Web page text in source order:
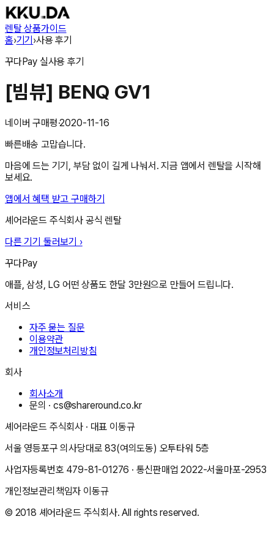
렌탈 상품가이드
홈›기기›사용 후기
꾸다Pay 실사용 후기
[빔뷰] BENQ GV1
네이버 구매평·2020-11-16
빠른배송 고맙습니다.
마음에 드는 기기, 부담 없이 길게 나눠서. 지금 앱에서 렌탈을 시작해
보세요.
앱에서 혜택 받고 구매하기
셰어라운드 주식회사 공식 렌탈
다른 기기 둘러보기 ›
꾸다Pay
애플, 삼성, LG 어떤 상품도 한달 3만원으로 만들어 드립니다.
서비스
자주 묻는 질문
이용약관
개인정보처리방침
회사
회사소개
문의 ·cs@shareround.co.kr
셰어라운드 주식회사 · 대표 이동규
서울 영등포구 의사당대로 83(여의도동) 오투타워 5층
사업자등록번호 479-81-01276 · 통신판매업2022-서울마포-2953
개인정보관리책임자 이동규
© 2018 셰어라운드 주식회사. All rights reserved.